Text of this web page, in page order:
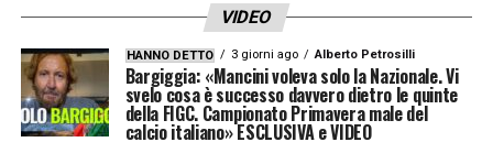
VIDEO
HANNO DETTO 3 giorni ago Alberto Petrosilli
Bargiggia: «Mancini voleva solo la Nazionale. Vi
svelo cosa è successo davvero dietro le quinte
della FIGC. Campionato Primavera male del
calcio italiano» ESCLUSIVA e VIDEO